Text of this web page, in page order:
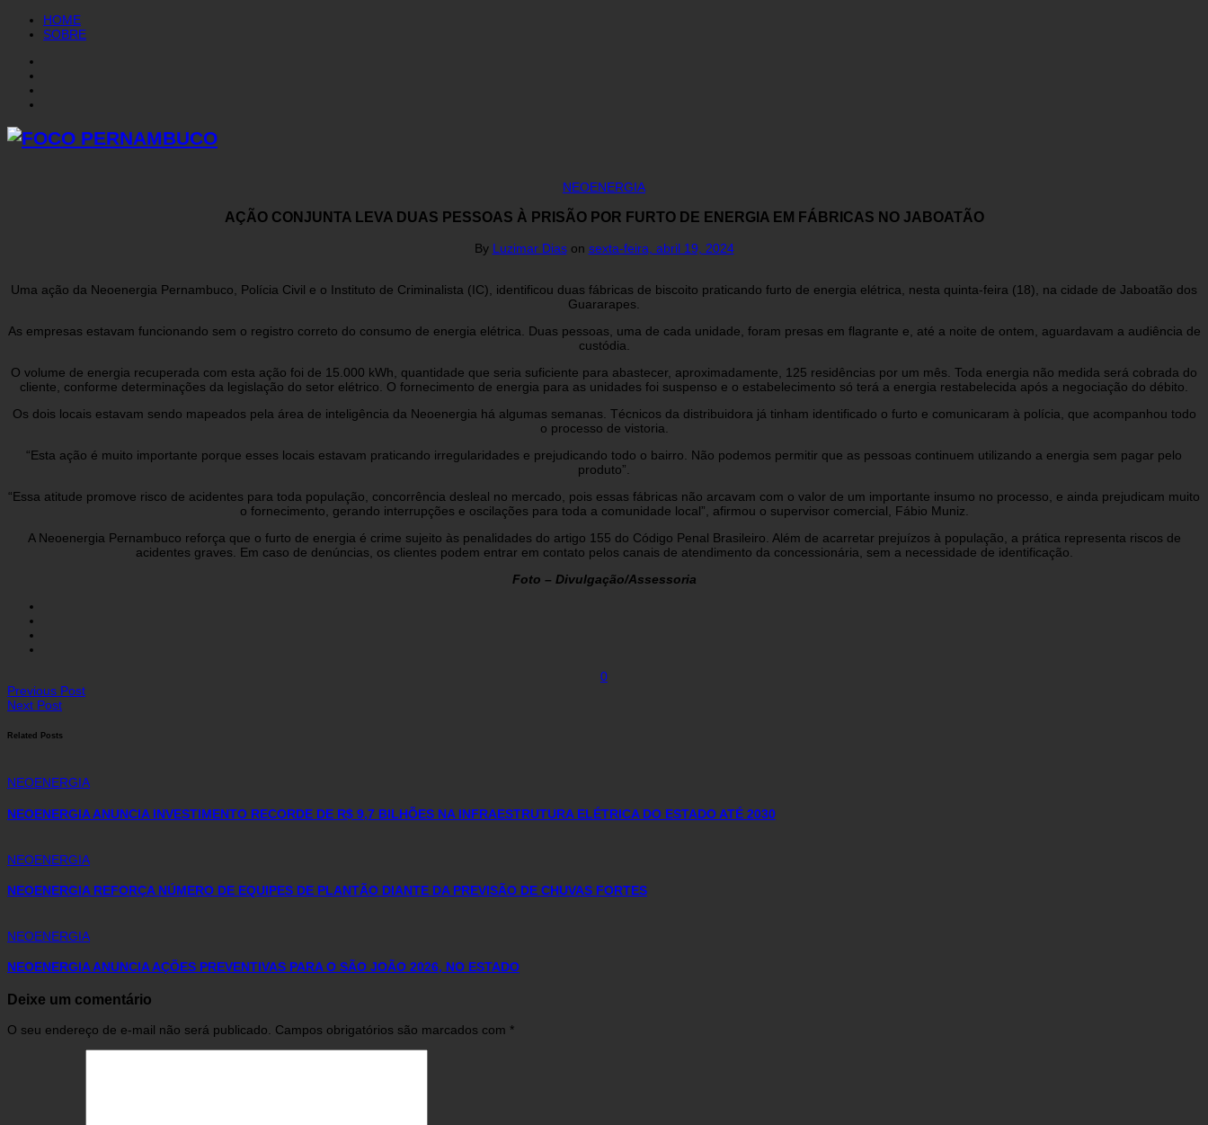
HOME
SOBRE
NEOENERGIA
AÇÃO CONJUNTA LEVA DUAS PESSOAS À PRISÃO POR FURTO DE ENERGIA EM FÁBRICAS NO JABOATÃO
By Luzimar Dias on sexta-feira, abril 19, 2024
Uma ação da Neoenergia Pernambuco, Polícia Civil e o Instituto de Criminalista (IC), identificou duas fábricas de biscoito praticando furto de energia elétrica, nesta quinta-feira (18), na cidade de Jaboatão dos
Guararapes.
As empresas estavam funcionando sem o registro correto do consumo de energia elétrica. Duas pessoas, uma de cada unidade, foram presas em flagrante e, até a noite de ontem, aguardavam a audiência de
custódia.
O volume de energia recuperada com esta ação foi de 15.000 kWh, quantidade que seria suficiente para abastecer, aproximadamente, 125 residências por um mês. Toda energia não medida será cobrada do
cliente, conforme determinações da legislação do setor elétrico. O fornecimento de energia para as unidades foi suspenso e o estabelecimento só terá a energia restabelecida após a negociação do débito.
Os dois locais estavam sendo mapeados pela área de inteligência da Neoenergia há algumas semanas. Técnicos da distribuidora já tinham identificado o furto e comunicaram à polícia, que acompanhou todo
o processo de vistoria.
“Esta ação é muito importante porque esses locais estavam praticando irregularidades e prejudicando todo o bairro. Não podemos permitir que as pessoas continuem utilizando a energia sem pagar pelo
produto”.
“Essa atitude promove risco de acidentes para toda população, concorrência desleal no mercado, pois essas fábricas não arcavam com o valor de um importante insumo no processo, e ainda prejudicam muito
o fornecimento, gerando interrupções e oscilações para toda a comunidade local”, afirmou o supervisor comercial, Fábio Muniz.
A Neoenergia Pernambuco reforça que o furto de energia é crime sujeito às penalidades do artigo 155 do Código Penal Brasileiro. Além de acarretar prejuízos à população, a prática representa riscos de
acidentes graves. Em caso de denúncias, os clientes podem entrar em contato pelos canais de atendimento da concessionária, sem a necessidade de identificação.
Foto – Divulgação/Assessoria
0
Previous Post
Next Post
Related Posts
NEOENERGIA
NEOENERGIA ANUNCIA INVESTIMENTO RECORDE DE R$ 9,7 BILHÕES NA INFRAESTRUTURA ELÉTRICA DO ESTADO ATÉ 2030
NEOENERGIA
NEOENERGIA REFORÇA NÚMERO DE EQUIPES DE PLANTÃO DIANTE DA PREVISÃO DE CHUVAS FORTES
NEOENERGIA
NEOENERGIA ANUNCIA AÇÕES PREVENTIVAS PARA O SÃO JOÃO 2026, NO ESTADO
Deixe um comentário
O seu endereço de e-mail não será publicado. Campos obrigatórios são marcados com *